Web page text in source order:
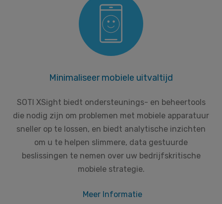
Minimaliseer mobiele uitvaltijd
SOTI XSight biedt ondersteunings- en beheertools
die nodig zijn om problemen met mobiele apparatuur
sneller op te lossen, en biedt analytische inzichten
om u te helpen slimmere, data gestuurde
beslissingen te nemen over uw bedrijfskritische
mobiele strategie.
Meer Informatie